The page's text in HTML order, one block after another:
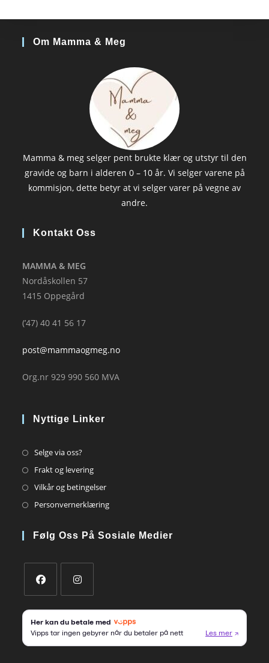
Om Mamma & Meg
Mamma & meg selger pent brukte klær og utstyr til den
gravide og barn i alderen 0 – 10 år. Vi selger varene på
kommisjon, dette betyr at vi selger varer på vegne av
andre.
Kontakt Oss
MAMMA & MEG
Nordåskollen 57
1415 Oppegård
(’47) 40 41 56 17
post@mammaogmeg.no
Org.nr 929 990 560 MVA
Nyttige Linker
Selge via oss?Opens
in
tab
Frakt og leveringOpens
in
tab
Vilkår og betingelserOpens
in
new
PersonvernerklæringOpens
a
Følg Oss På Sosiale Medier
in
new
in
a
new